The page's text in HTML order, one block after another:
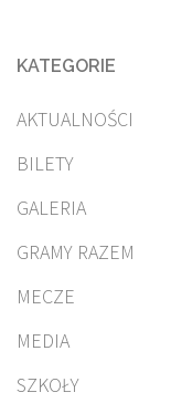
KATEGORIE
AKTUALNOŚCI
BILETY
GALERIA
GRAMY RAZEM
MECZE
MEDIA
SZKOŁY